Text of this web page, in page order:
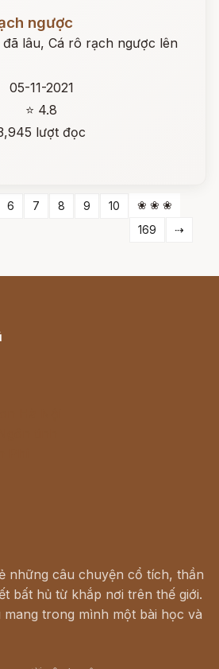
ngược
lâu, Cá rô rạch ngược lên
05-11-2021
⭐ 4.8
lượt đọc
6 7 8 9 10
❀ ❀ ❀
169
⇢
những câu chuyện cổ tích, thần
bất hủ từ khắp nơi trên thế giới.
trong mình một bài học và